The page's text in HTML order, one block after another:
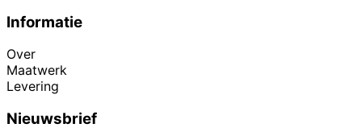
Informatie
Over
Maatwerk
Levering
Nieuwsbrief